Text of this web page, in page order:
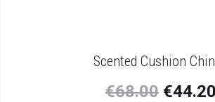
Scented Cushion
€68.00 €44.20